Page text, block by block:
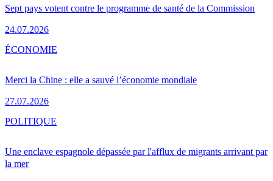
Sept pays votent contre le programme de santé de la Commission
24.07.2026
Merci la Chine : elle a sauvé l’économie mondiale
27.07.2026
ÉCONOMIE
Une enclave espagnole dépassée par l'afflux de migrants arrivant par
la mer
POLITIQUE